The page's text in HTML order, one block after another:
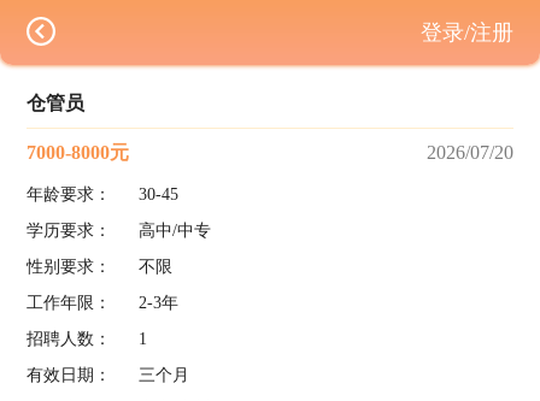
仓管员
7000-8000元 2026/07/20
年龄要求：
30-45
学历要求：
高中/中专
性别要求：
不限
工作年限：
2-3年
招聘人数：
1
有效日期：
三个月
登录/注册